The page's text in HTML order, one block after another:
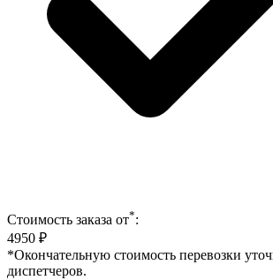
Стоимость заказа от*:
4950 ₽
*Окончательную стоимость перевозки
диспетчеров.